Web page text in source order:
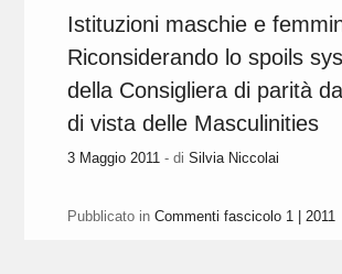
Istituzioni maschie e
Riconsiderando lo spoils
della Consigliera di parità
di vista delle Masculinities
3 Maggio 2011 - di Silvia Niccolai
Pubblicato in Commenti fascicolo 1 | 2011